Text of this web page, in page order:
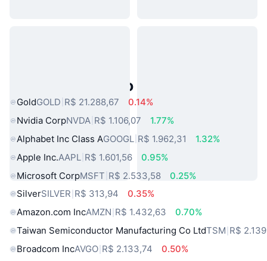
Ativos do Mundo Real Populares
GoldGOLD R$ 21.288,67
0.14%
Nvidia CorpNVDA R$ 1.106,07
1.77%
Alphabet Inc Class AGOOGL R$ 1.962,31
1.32%
Apple Inc.AAPL R$ 1.601,56
0.95%
Microsoft CorpMSFT R$ 2.533,58
0.25%
SilverSILVER R$ 313,94
0.35%
Amazon.com IncAMZN R$ 1.432,63
0.70%
Taiwan Semiconductor Manufacturing Co LtdTSM R$
Broadcom IncAVGO R$ 2.133,74
0.50%